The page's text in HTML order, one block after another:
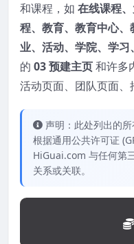
和课程，如 在线课程
程、教育、教育中心
业、活动、学院、学习
的 03 预建主页和许多
活动页面、团队页面、
声明：此处列出的
根据通用公共许可证
HiGuai.com 与任何第
关系或关联。